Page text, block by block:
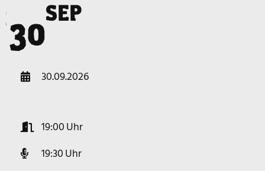
30SEP
30.09.2026
19:00
19:30